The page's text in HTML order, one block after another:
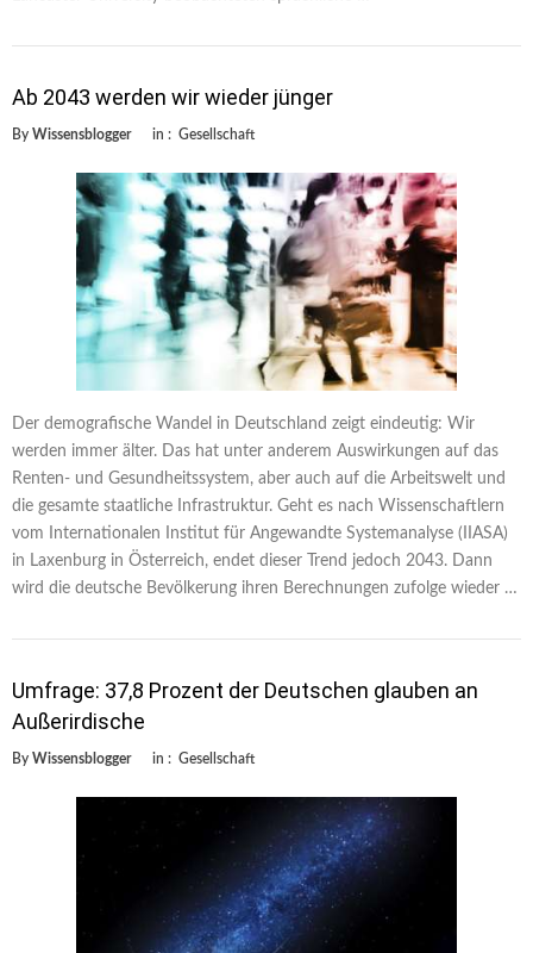
Ab 2043 werden wir wieder jünger
By Wissensblogger in : Gesellschaft
Der demografische Wandel in Deutschland zeigt eindeutig: Wir
werden immer älter. Das hat unter anderem Auswirkungen auf das
Renten- und Gesundheitssystem, aber auch auf die Arbeitswelt und
die gesamte staatliche Infrastruktur. Geht es nach Wissenschaftlern
vom Internationalen Institut für Angewandte Systemanalyse (IIASA)
in Laxenburg in Österreich, endet dieser Trend jedoch 2043. Dann
wird die deutsche Bevölkerung ihren Berechnungen zufolge wieder …
Umfrage: 37,8 Prozent der Deutschen glauben an
Außerirdische
By Wissensblogger in : Gesellschaft